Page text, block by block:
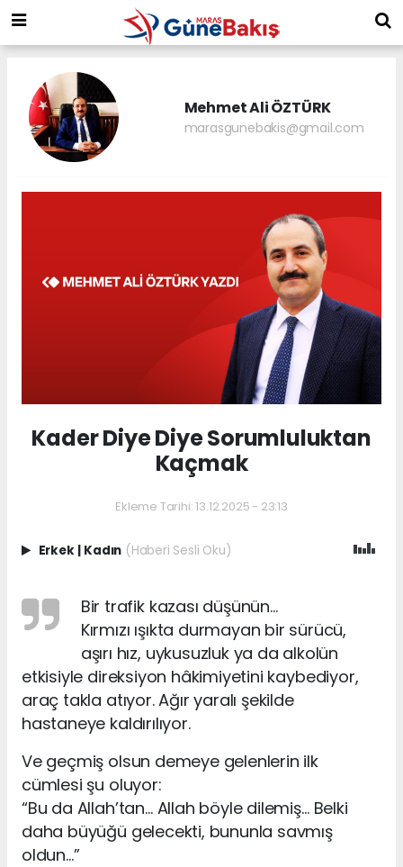
Mehmet Ali ÖZTÜRK
marasgunebakis@gmail.com
Kader Diye Diye Sorumluluktan
Kaçmak
Ekleme Tarihi: 13.12.2025 - 23:13
Erkek | Kadın (Haberi Sesli Oku)
Bir trafik kazası düşünün…
Kırmızı ışıkta durmayan bir sürücü,
aşırı hız, uykusuzluk ya da alkolün
etkisiyle direksiyon hâkimiyetini kaybediyor,
araç takla atıyor. Ağır yaralı şekilde
hastaneye kaldırılıyor.
Ve geçmiş olsun demeye gelenlerin ilk
cümlesi şu oluyor:
“Bu da Allah’tan… Allah böyle dilemiş… Belki
daha büyüğü gelecekti, bununla savmış
oldun…”